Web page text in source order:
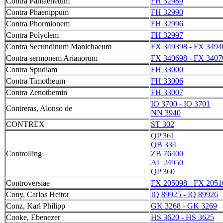
Contra Phaenippum
FH 32990
Contra Phormionem
FH 32996
Contra Polyclem
FH 32997
Contra Secundinum Manichaeum
FX 349398 - FX
Contra sermonem Arianorum
FX 340698 - FX
Contra Spudiam
FH 33000
Contra Timotheum
FH 33006
Contra Zenothemin
FH 33007
Contreras, Alonso de
IO 3700 - IO 3701
NN 3940
CONTREX
ST 302
Controlling
QP 361
QB 334
ZB 76400
AL 24950
QP 360
Controversiae
FX 205098 - FX
Cony, Carlos Heitor
IQ 89925 - IQ 89926
Conz, Karl Philipp
GK 3268 - GK 3269
Cooke, Ebenezer
HS 3620 - HS 3625